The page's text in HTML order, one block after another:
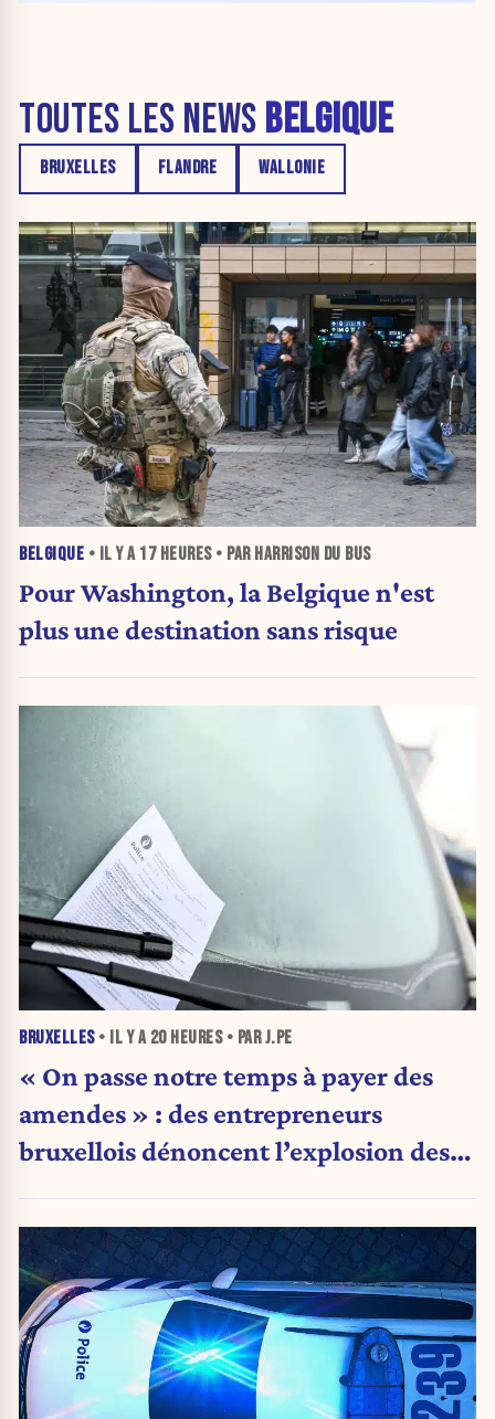
TOUTES LES NEWS BELGIQUE
BRUXELLES FLANDRE WALLONIE
BELGIQUE • IL Y A 17 HEURES• PAR HARRISON DU BUS
Pour Washington, la Belgique n'est
plus une destination sans risque
BRUXELLES• IL Y A 20 HEURES• PAR J.PE
« On passe notre temps à payer des
amendes » : des entrepreneurs
bruxellois dénoncent l’explosion des